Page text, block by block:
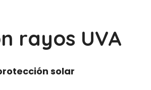
rayos UVA
solar